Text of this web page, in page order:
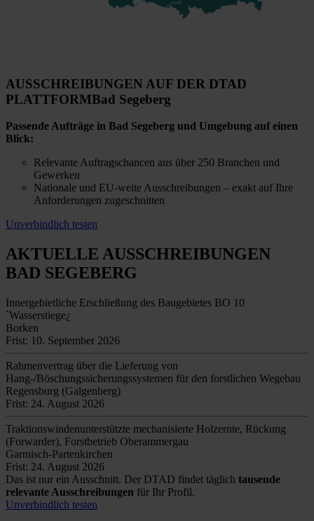
AUSSCHREIBUNGEN AUF DER DTAD
PLATTFORMBad Segeberg
Passende Aufträge in Bad Segeberg und Umgebung auf einen
Blick:
Relevante Auftragschancen aus über 250 Branchen und
Gewerken
Nationale und EU-weite Ausschreibungen – exakt auf Ihre
Anforderungen zugeschnitten
Unverbindlich testen
AKTUELLE AUSSCHREIBUNGEN
BAD SEGEBERG
Innergebietliche Erschließung des Baugebietes BO 10
`Wasserstiege¿
Borken
Frist: 10. September 2026
Rahmenvertrag über die Lieferung von
Hang-/Böschungssicherungssystemen für den forstlichen Wegebau
Regensburg (Galgenberg)
Frist: 24. August 2026
Traktionswindenunterstützte mechanisierte Holzernte, Rückung
(Forwarder), Forstbetrieb Oberammergau
Garmisch-Partenkirchen
Frist: 24. August 2026
Das ist nur ein Ausschnitt. Der DTAD findet täglich tausende
relevante Ausschreibungen für Ihr Profil.
Unverbindlich testen